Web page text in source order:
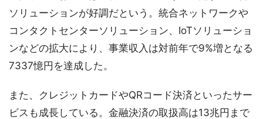
ソリューションが好調だという。統合ネットワークや
コンタクトセンターソリューション、IoTソリューショ
ンなどの拡大により、事業収入は対前年で9%増となる
7337憶円を達成した。
また、クレジットカードやQRコード決済といったサー
ビスも成長している。金融決済の取扱高は13兆円まで